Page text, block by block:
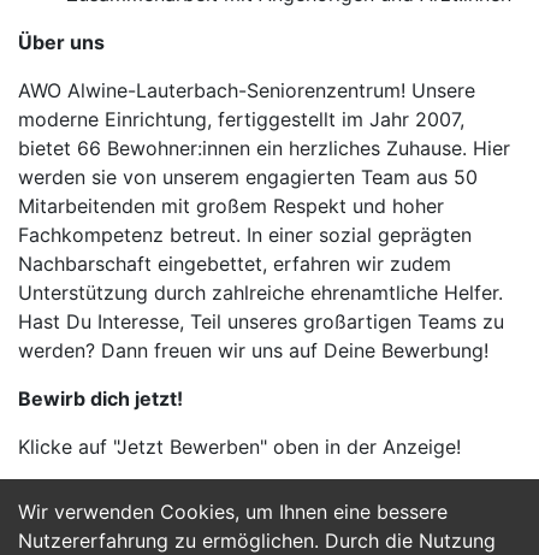
Wir verwenden Cookies, um Ihnen eine bessere
Nutzererfahrung zu ermöglichen. Durch die Nutzung
Über uns
AWO Alwine-Lauterbach-Seniorenzentrum! Unsere
moderne Einrichtung, fertiggestellt im Jahr 2007,
bietet 66 Bewohner:innen ein herzliches Zuhause. Hier
werden sie von unserem engagierten Team aus 50
Mitarbeitenden mit großem Respekt und hoher
Fachkompetenz betreut. In einer sozial geprägten
Nachbarschaft eingebettet, erfahren wir zudem
Unterstützung durch zahlreiche ehrenamtliche Helfer.
Hast Du Interesse, Teil unseres großartigen Teams zu
werden? Dann freuen wir uns auf Deine Bewerbung!
Bewirb dich jetzt!
Klicke auf "Jetzt Bewerben" oben in der Anzeige!
Jetzt Bewerben